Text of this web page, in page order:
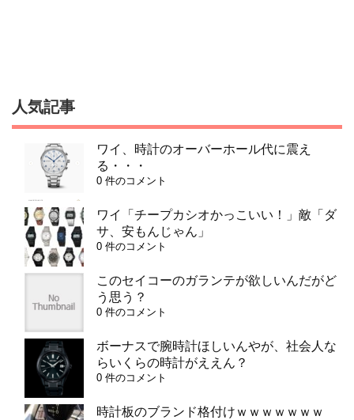
人気記事
ワイ、時計のオーバーホール代に震え
る・・・
0 件のコメント
ワイ「チープカシオかっこいい！」敵「ダ
サ、安もんじゃん」
0 件のコメント
このセイコーのガランテが欲しいんだがど
う思う？
0 件のコメント
ボーナスで腕時計ほしいんやが、社会人な
らいくらの時計がええん？
0 件のコメント
時計板のブランド格付けｗｗｗｗｗｗｗ